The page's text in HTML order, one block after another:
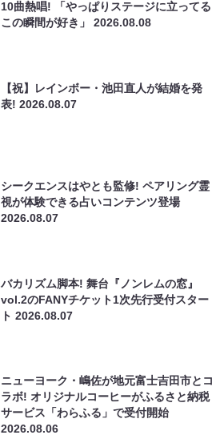
10曲熱唱! 「やっぱりステージに立ってる
この瞬間が好き」2026.08.08
【祝】レインボー・池田直人が結婚を発
表!2026.08.07
シークエンスはやとも監修! ペアリング霊
視が体験できる占いコンテンツ登場
2026.08.07
バカリズム脚本! 舞台『ノンレムの窓』
vol.2のFANYチケット1次先行受付スター
ト2026.08.07
ニューヨーク・嶋佐が地元富士吉田市とコ
ラボ! オリジナルコーヒーがふるさと納税
サービス「わらふる」で受付開始
2026.08.06